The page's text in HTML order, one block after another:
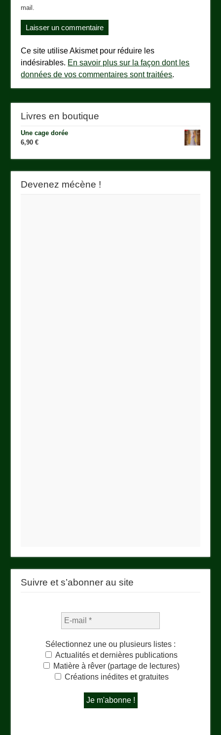
mail.
Ce site utilise Akismet pour réduire les
indésirables. En savoir plus sur la façon dont les
données de vos commentaires sont traitées.
Livres en boutique
Une cage dorée
6,90€
Devenez mécène !
Suivre et s’abonner au site
Sélectionnez une ou plusieurs listes :
Actualités et dernières publications
Matière à rêver (partage de lectures)
Créations inédites et gratuites